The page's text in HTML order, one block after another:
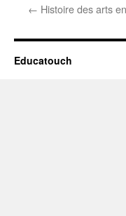
← Histoire des arts
Educatouch